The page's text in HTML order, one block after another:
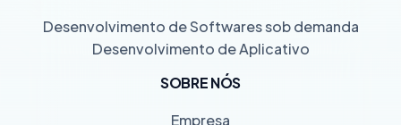
Desenvolvimento de Softwares sob demanda
Desenvolvimento de Aplicativo
SOBRE NÓS
Empresa